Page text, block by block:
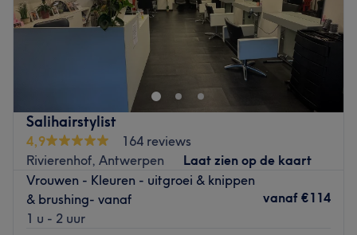
Salihairstylist
4,9
164 reviews
Rivierenhof, Antwerpen
Laat zien op de kaart
Vrouwen - Kleuren - uitgroei & knippen
& brushing- vanaf
1 u - 2 uur
vanaf €114